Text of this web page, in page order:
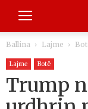
Ballina Lajme
Lajme Botë
Trump